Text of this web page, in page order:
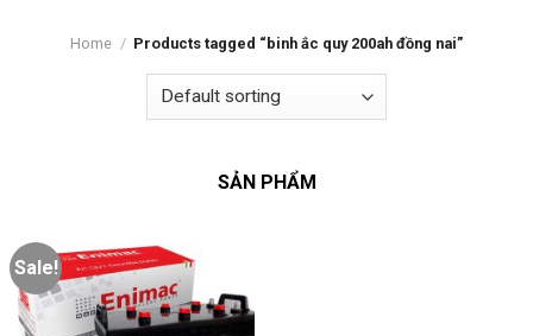
Home / Products tagged “binh ắc quy 200ah đồng nai”
SẢN PHẨM
Sale!